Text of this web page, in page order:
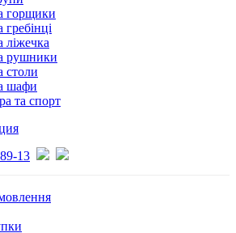
горщики
ліжечка
рушники
столи
шафи
та спорт
13